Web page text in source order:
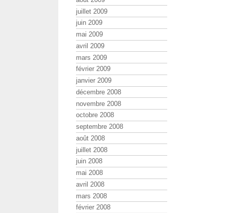
juillet 2009
juin 2009
mai 2009
avril 2009
mars 2009
février 2009
janvier 2009
décembre 2008
novembre 2008
octobre 2008
septembre 2008
août 2008
juillet 2008
juin 2008
mai 2008
avril 2008
mars 2008
février 2008